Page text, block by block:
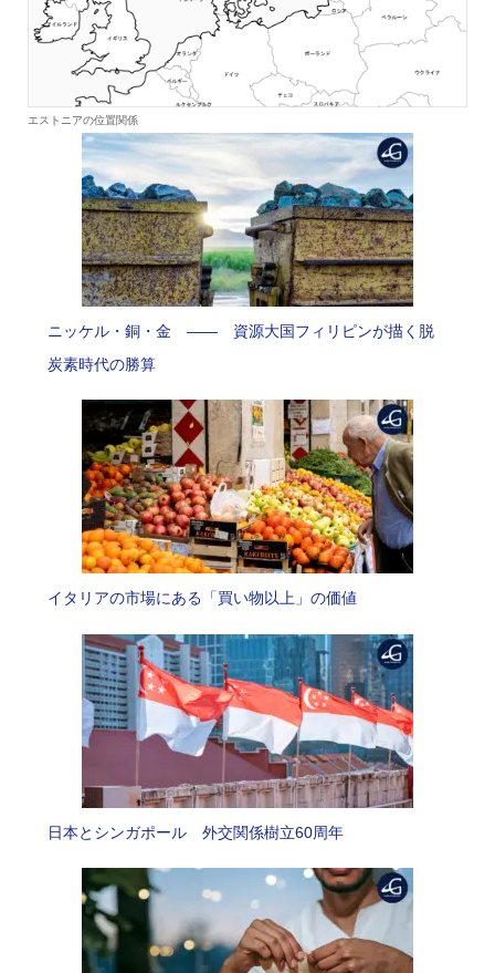
エストニアの位置関係
ニッケル・銅・金 —— 資源大国フィリピンが描く脱
炭素時代の勝算
イタリアの市場にある「買い物以上」の価値
日本とシンガポール 外交関係樹立60周年